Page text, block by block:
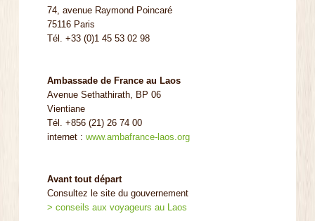
74, avenue Raymond Poincaré
75116 Paris
Tél. +33 (0)1 45 53 02 98
Ambassade de France au Laos
Avenue Sethathirath, BP 06
Vientiane
Tél. +856 (21) 26 74 00
internet : www.ambafrance-laos.org
Avant tout départ
Consultez le site du gouvernement
> conseils aux voyageurs au Laos